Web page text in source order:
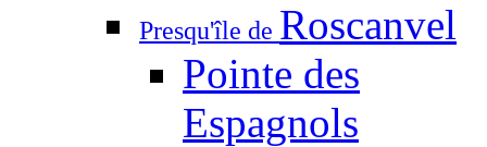
Presqu'île de Roscanvel
Pointe des
Espagnols